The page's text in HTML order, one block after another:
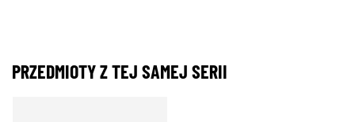
PRZEDMIOTY Z TEJ SAMEJ SERII